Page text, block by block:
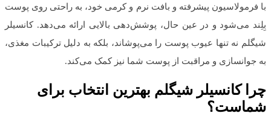
با فرمولاسیون پیشرفته و بافت نرم و کرمی خود، به راحتی روی پوست
بِلِند می‌شود و در عین حال، پوشش‌دهی بالایی ارائه می‌دهد. کانسیلر
شیگلم نه تنها عیوب پوست را می‌پوشاند، بلکه به دلیل ترکیبات مغذی،
به جوانسازی و مراقبت از پوست شما نیز کمک می‌کند.
چرا کانسیلر شیگلم بهترین انتخاب برای
شماست؟